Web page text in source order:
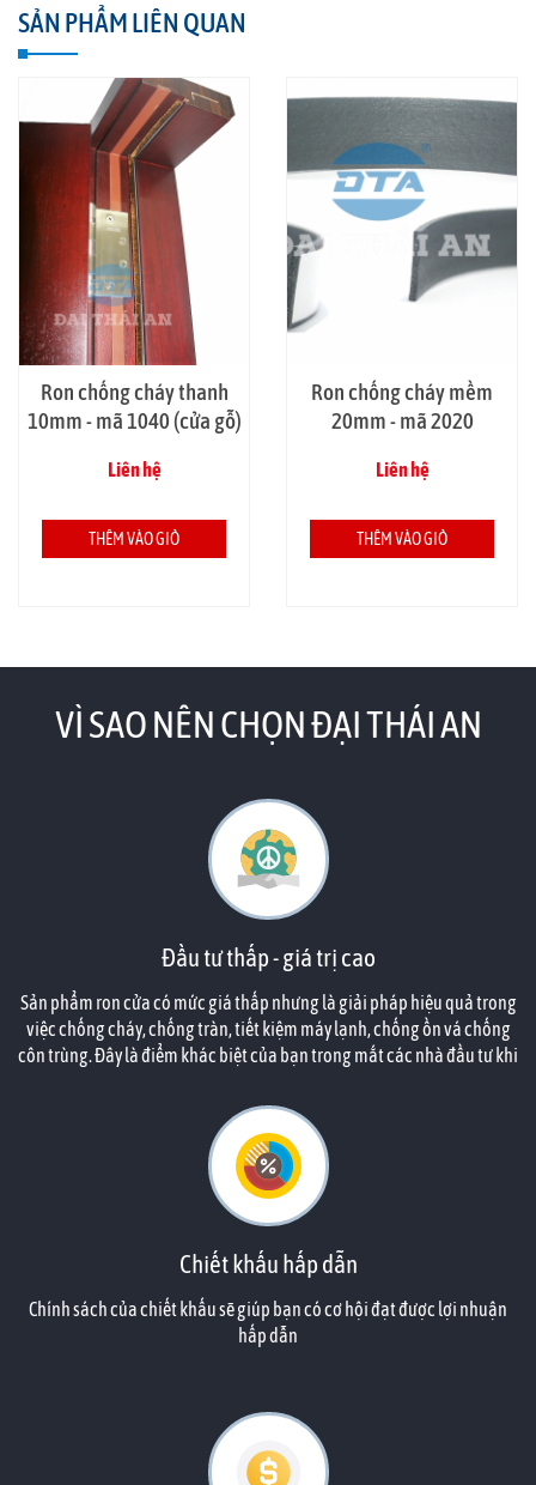
SẢN PHẨM LIÊN QUAN
Ron chống cháy thanh
10mm - mã 1040 (cửa gỗ)
Liên hệ
THÊM VÀO GIỎ
Ron chống cháy mềm
20mm - mã 2020
Liên hệ
THÊM VÀO GIỎ
VÌ SAO NÊN CHỌN ĐẠI THÁI AN
Đầu tư thấp - giá trị cao
Sản phẩm ron cửa có mức giá thấp nhưng là giải pháp hiệu quả trong
việc chống cháy, chống tràn, tiết kiệm máy lạnh, chống ồn vá chống
côn trùng. Đây là điểm khác biệt của bạn trong mắt các nhà đầu tư khi
Chiết khấu hấp dẫn
Chính sách của chiết khấu sẽ giúp bạn có cơ hội đạt được lợi nhuận
hấp dẫn